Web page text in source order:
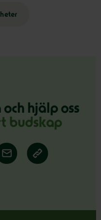
hjälp oss
budskap